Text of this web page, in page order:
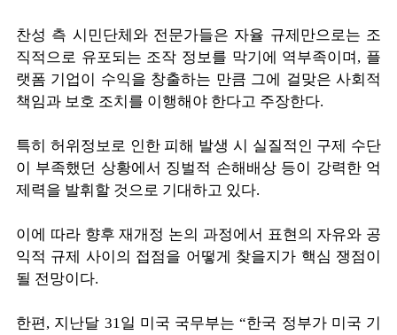
찬성 측 시민단체와 전문가들은 자율 규제만으로는 조
직적으로 유포되는 조작 정보를 막기에 역부족이며, 플
랫폼 기업이 수익을 창출하는 만큼 그에 걸맞은 사회적
책임과 보호 조치를 이행해야 한다고 주장한다.
특히 허위정보로 인한 피해 발생 시 실질적인 구제 수단
이 부족했던 상황에서 징벌적 손해배상 등이 강력한 억
제력을 발휘할 것으로 기대하고 있다.
이에 따라 향후 재개정 논의 과정에서 표현의 자유와 공
익적 규제 사이의 접점을 어떻게 찾을지가 핵심 쟁점이
될 전망이다.
한편, 지난달 31일 미국 국무부는 “한국 정부가 미국 기